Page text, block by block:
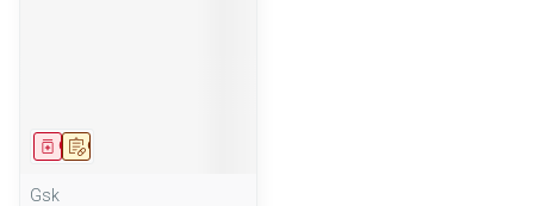
Op voorschrift
Geneesmiddel
Gsk